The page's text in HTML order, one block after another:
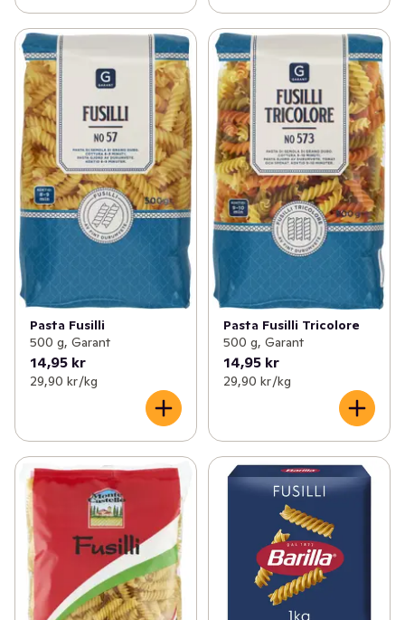
Pasta Fusilli
500 g, Garant
14,95 kr
29,90 kr /kg
Pasta Fusilli Tricolore
500 g, Garant
14,95 kr
29,90 kr /kg